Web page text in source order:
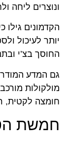
ונוצרים ליחה
הקדמונים גילו
יותר לעיכול
החוסך בצ’י
גם המדע
מולקולות
חומצה לקטית,
חמשת